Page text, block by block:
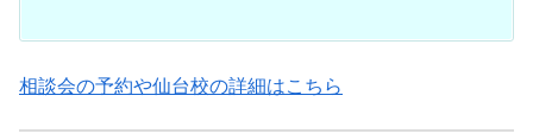
相談会の予約や仙台校の詳細はこちら